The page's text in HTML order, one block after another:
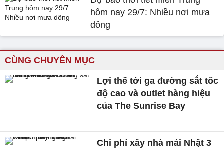
hôm nay 29/7: Nhiều nơi mưa
dông
CÙNG CHUYÊN MỤC
Lợi thế tới ga đường sắt tốc
độ cao và outlet hàng hiệu
của The Sunrise Bay
Chi phí xây nhà mái Nhật 3